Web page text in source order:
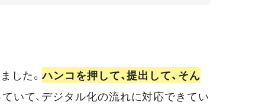
した。ハンコを押して、提出して、そん
いて、デジタル化の流れに対応できてい